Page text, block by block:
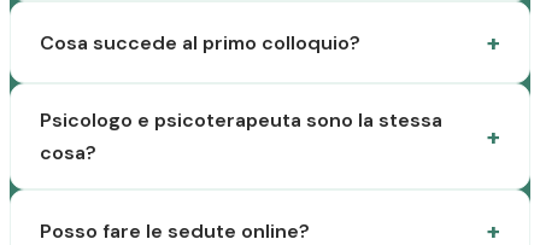
Cosa succede al primo colloquio?
Psicologo e psicoterapeuta sono la stessa
cosa?
Posso fare le sedute online?